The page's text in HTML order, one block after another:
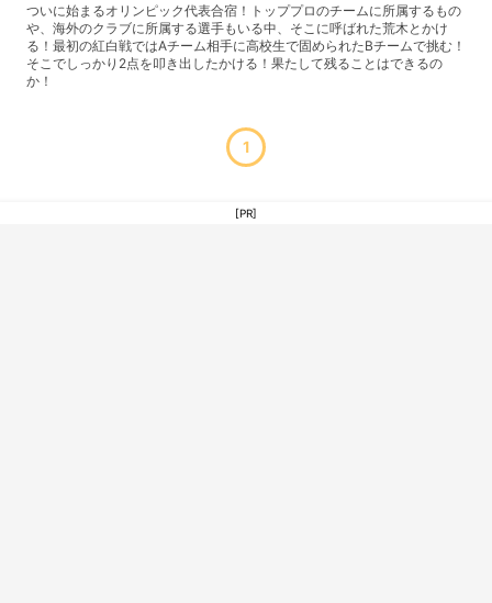
ついに始まるオリンピック代表合宿！トッププロのチームに所属するもの
や、海外のクラブに所属する選手もいる中、そこに呼ばれた荒木とかけ
る！最初の紅白戦ではAチーム相手に高校生で固められたBチームで挑む！
そこでしっかり2点を叩き出したかける！果たして残ることはできるの
か！
1
[PR]